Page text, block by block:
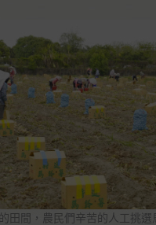
田間，農民們辛苦的人工挑選